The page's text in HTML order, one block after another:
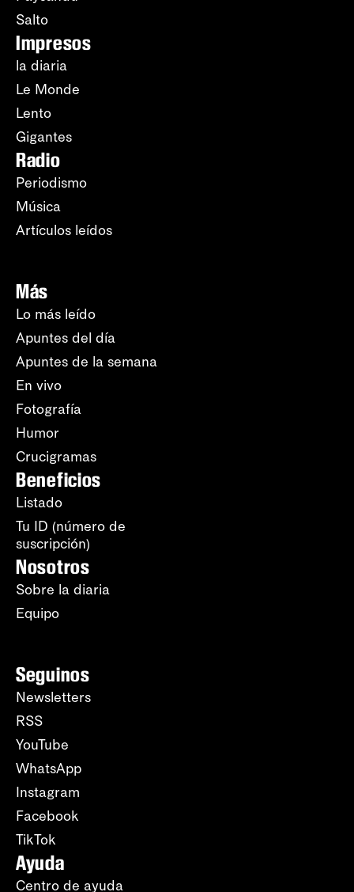
Salto
Impresos
la diaria
Le Monde
Lento
Gigantes
Radio
Periodismo
Música
Artículos leídos
Más
Lo más leído
Apuntes del día
Apuntes de la semana
En vivo
Fotografía
Humor
Crucigramas
Beneficios
Listado
Tu ID (número de
suscripción)
Nosotros
Sobre la diaria
Equipo
Seguinos
Newsletters
RSS
YouTube
WhatsApp
Instagram
Facebook
TikTok
Ayuda
Centro de ayuda